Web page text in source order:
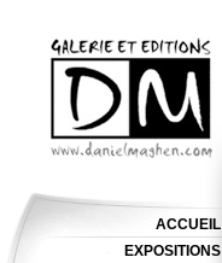
ACCUEIL
EXPOSITIONS